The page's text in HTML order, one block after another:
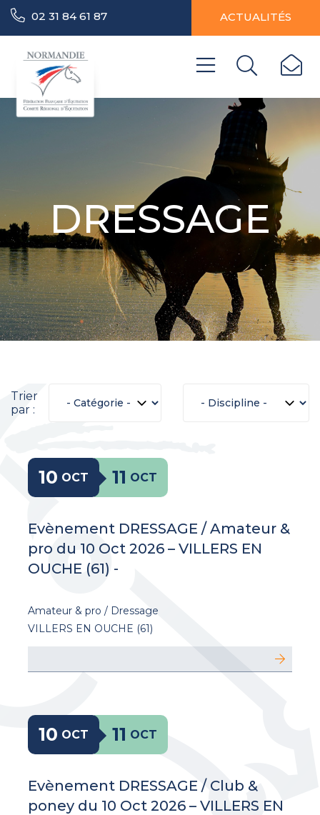
02 31 84 61 87 ACTUALITÉS
DRESSAGE
Trier
par :
10 OCT 11 OCT
Evènement DRESSAGE / Amateur &
pro du 10 Oct 2026 – VILLERS EN
OUCHE (61) -
Amateur & pro / Dressage
VILLERS EN OUCHE (61)
10 OCT 11 OCT
Evènement DRESSAGE / Club &
poney du 10 Oct 2026 – VILLERS EN